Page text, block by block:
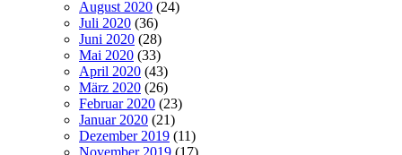
August 2020 (24)
Juli 2020 (36)
Juni 2020 (28)
Mai 2020 (33)
April 2020 (43)
März 2020 (26)
Februar 2020 (23)
Januar 2020 (21)
Dezember 2019 (11)